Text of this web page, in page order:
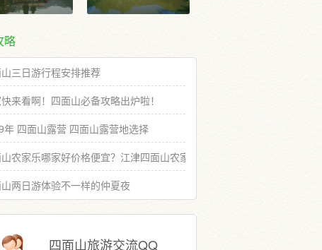
略
三日游行程安排推荐
来看啊！四面山必备攻略出炉啦！
年 四面山露营 四面山露营地选择
农家乐哪家好价格便宜？江津四面山农家乐推荐选择
两日游体验不一样的仲夏夜
四面山旅游交流QQ